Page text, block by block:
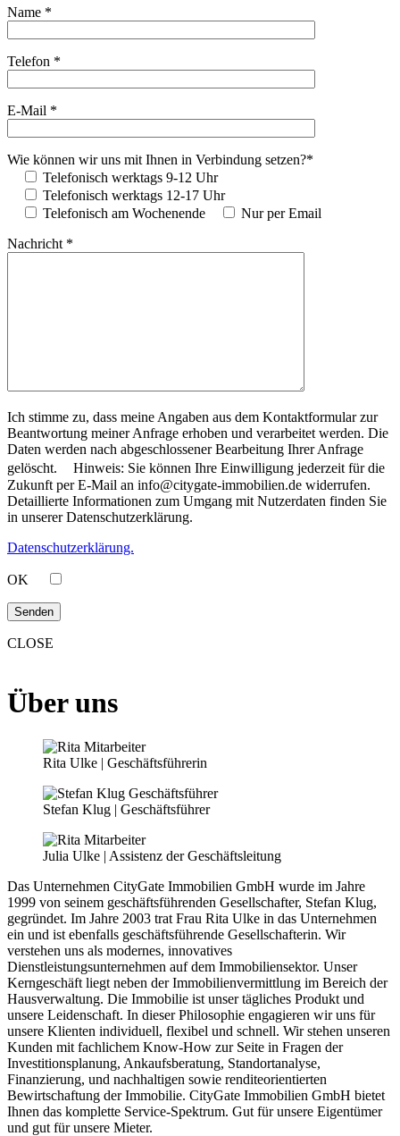
Name *
Telefon *
E-Mail *
Wie können wir uns mit Ihnen in Verbindung setzen?*
Telefonisch werktags 9-12 Uhr
Telefonisch werktags 12-17 Uhr
Telefonisch am Wochenende
Nur per Email
Nachricht *
Ich stimme zu, dass meine Angaben aus dem Kontaktformular zur
Beantwortung meiner Anfrage erhoben und verarbeitet werden. Die
Daten werden nach abgeschlossener Bearbeitung Ihrer Anfrage
gelöscht. Hinweis: Sie können Ihre Einwilligung jederzeit für die
Zukunft per E-Mail an info@citygate-immobilien.de widerrufen.
Detaillierte Informationen zum Umgang mit Nutzerdaten finden Sie
in unserer Datenschutzerklärung.
Datenschutzerklärung.
OK
CLOSE
Über uns
Rita Ulke | Geschäftsführerin
Stefan Klug | Geschäftsführer
Julia Ulke | Assistenz der Geschäftsleitung
Das Unternehmen CityGate Immobilien GmbH wurde im Jahre
1999 von seinem geschäftsführenden Gesellschafter, Stefan Klug,
gegründet. Im Jahre 2003 trat Frau Rita Ulke in das Unternehmen
ein und ist ebenfalls geschäftsführende Gesellschafterin. Wir
verstehen uns als modernes, innovatives
Dienstleistungsunternehmen auf dem Immobiliensektor. Unser
Kerngeschäft liegt neben der Immobilienvermittlung im Bereich der
Hausverwaltung. Die Immobilie ist unser tägliches Produkt und
unsere Leidenschaft. In dieser Philosophie engagieren wir uns für
unsere Klienten individuell, flexibel und schnell. Wir stehen unseren
Kunden mit fachlichem Know-How zur Seite in Fragen der
Investitionsplanung, Ankaufsberatung, Standortanalyse,
Finanzierung, und nachhaltigen sowie renditeorientierten
Bewirtschaftung der Immobilie. CityGate Immobilien GmbH bietet
Ihnen das komplette Service-Spektrum. Gut für unsere Eigentümer
und gut für unsere Mieter.